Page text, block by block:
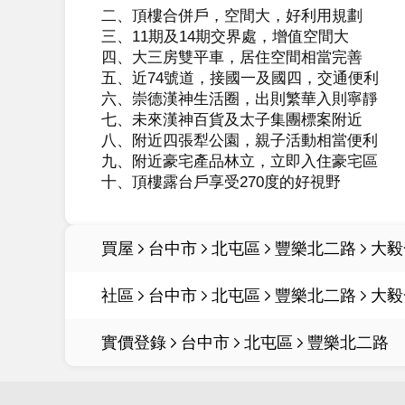
二、頂樓合併戶，空間大，好利用規劃
三、11期及14期交界處，增值空間大
四、大三房雙平車，居住空間相當完善
五、近74號道，接國一及國四，交通便利
六、崇德漢神生活圈，出則繁華入則寧靜
七、未來漢神百貨及太子集團標案附近
八、附近四張犁公園，親子活動相當便利
九、附近豪宅產品林立，立即入住豪宅區
十、頂樓露台戶享受270度的好視野
買屋 台中市 北屯區 豐樂北二路 大
社區 台中市 北屯區 豐樂北二路 大
實價登錄 台中市 北屯區 豐樂北二路